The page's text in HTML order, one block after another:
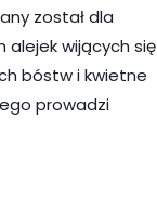
został dla
alejek wijących się
bóstw i kwietne
prowadzi